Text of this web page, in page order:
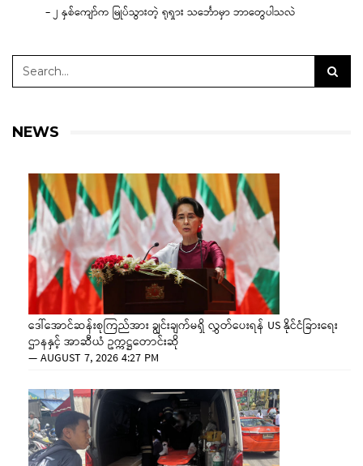
– ၂ နှစ်ကျော်က မြုပ်သွားတဲ့ ရုရှား သင်္ဘောမှာ ဘာတွေပါသလဲ
NEWS
ဒေါ်အောင်ဆန်းစုကြည်အား ချွင်းချက်မရှိ လွှတ်ပေးရန် US နိုင်ငံခြားရေး
ဌာနနှင့် အာဆီယံ ဥက္ကဋ္ဌတောင်းဆို
—AUGUST 7, 2026 4:27 PM